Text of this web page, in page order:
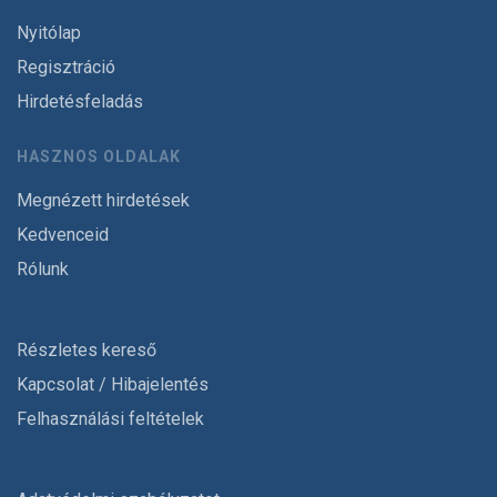
Nyitólap
Regisztráció
Hirdetésfeladás
HASZNOS OLDALAK
Megnézett hirdetések
Kedvenceid
Rólunk
Részletes kereső
Kapcsolat / Hibajelentés
Felhasználási feltételek